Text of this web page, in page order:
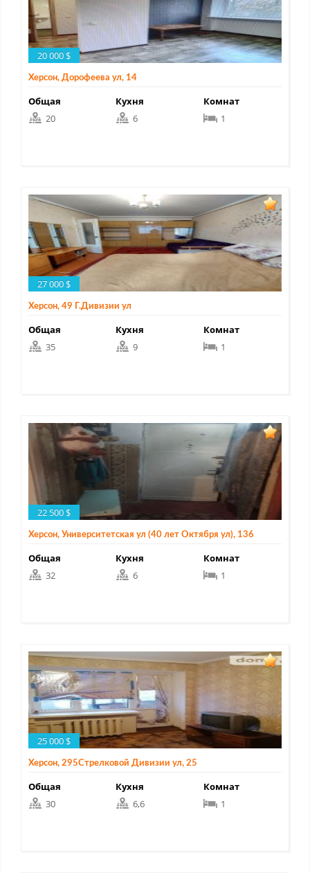
20 000 $
Херсон, Дорофеева ул, 14
Общая
20
Кухня
6
Комнат
1
27 000 $
Херсон, 49 Г.Дивизии ул
Общая
35
Кухня
9
Комнат
1
22 500 $
Херсон, Университетская ул (40 лет Октября ул), 136
Общая
32
Кухня
6
Комнат
1
25 000 $
Херсон, 295Стрелковой Дивизии ул, 25
Общая
30
Кухня
6,6
Комнат
1